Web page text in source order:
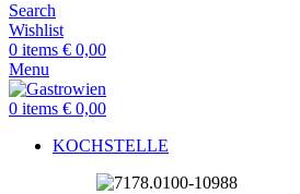
Search
Wishlist
0 items € 0,00
Menu
0 items € 0,00
KOCHSTELLE